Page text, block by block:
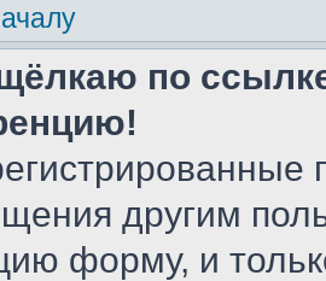
по
другим
форму, и